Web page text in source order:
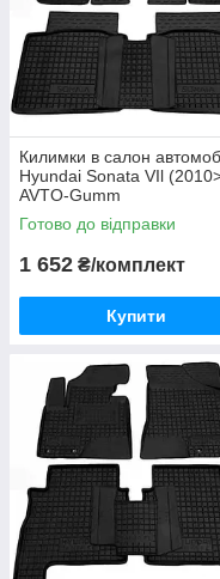
Килимки в салон
Hyundai Sonata VIl
AVTO-Gumm
Готово до відправки
1 652 ₴/комплект
Купити